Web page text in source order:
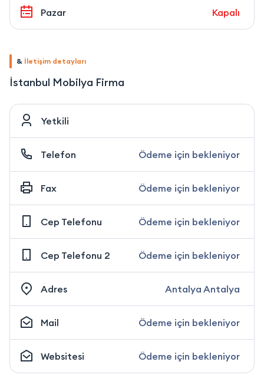
Pazar Kapalı
& İletişim detayları
İstanbul Mobilya Firma
Yetkili
Telefon Ödeme için bekleniyor
Fax Ödeme için bekleniyor
Cep Telefonu Ödeme için bekleniyor
Cep Telefonu 2 Ödeme için bekleniyor
Adres Antalya Antalya
Mail Ödeme için bekleniyor
Websitesi Ödeme için bekleniyor